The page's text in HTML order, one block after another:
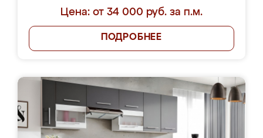
Цена: от 34 000 руб. за п.м.
ПОДРОБНЕЕ